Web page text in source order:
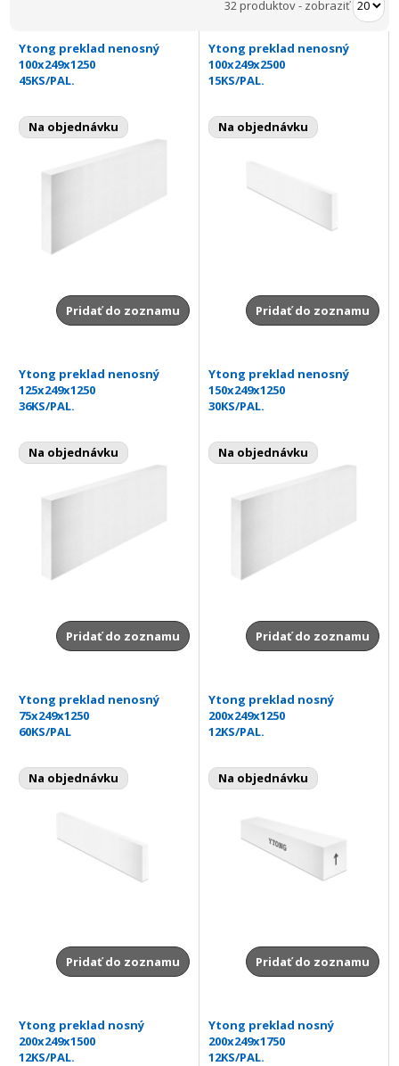
32 produktov- zobraziť
Ytong preklad nenosný
100x249x1250
45KS/PAL.
Na objednávku
Pridať do zoznamu
Ytong preklad nenosný
100x249x2500
15KS/PAL.
Na objednávku
Pridať do zoznamu
Ytong preklad nenosný
125x249x1250
36KS/PAL.
Na objednávku
Pridať do zoznamu
Ytong preklad nenosný
150x249x1250
30KS/PAL.
Na objednávku
Pridať do zoznamu
Ytong preklad nenosný
75x249x1250
60KS/PAL
Na objednávku
Pridať do zoznamu
Ytong preklad nosný
200x249x1250
12KS/PAL.
Na objednávku
Pridať do zoznamu
Ytong preklad nosný
200x249x1500
12KS/PAL.
Ytong preklad nosný
200x249x1750
12KS/PAL.